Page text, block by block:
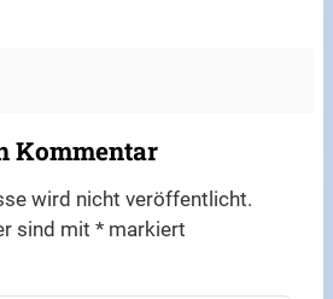
Kommentar
wird nicht veröffentlicht.
sind mit* markiert